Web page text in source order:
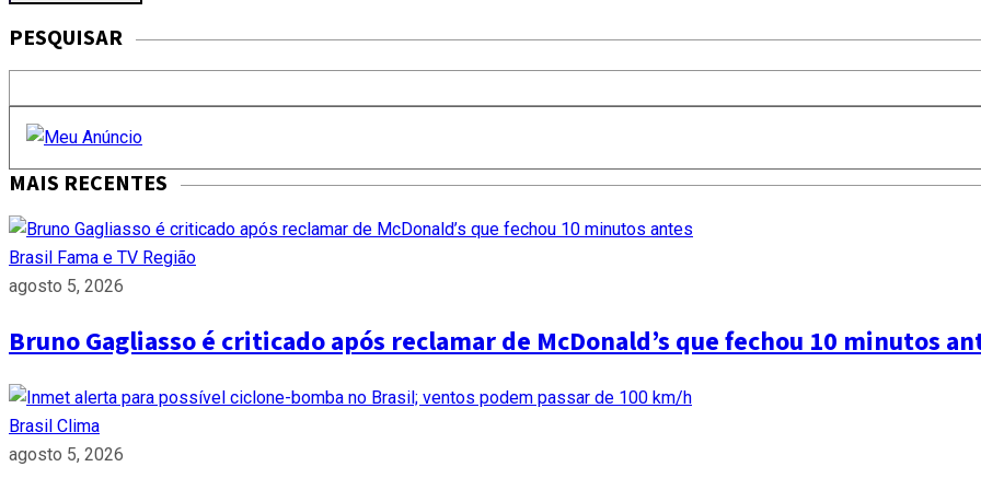
PESQUISAR
MAIS RECENTES
Brasil Fama e TV Região
agosto 5, 2026
Bruno Gagliasso é criticado após reclamar de McDonald’s que fechou 10 minutos
Brasil Clima
agosto 5, 2026